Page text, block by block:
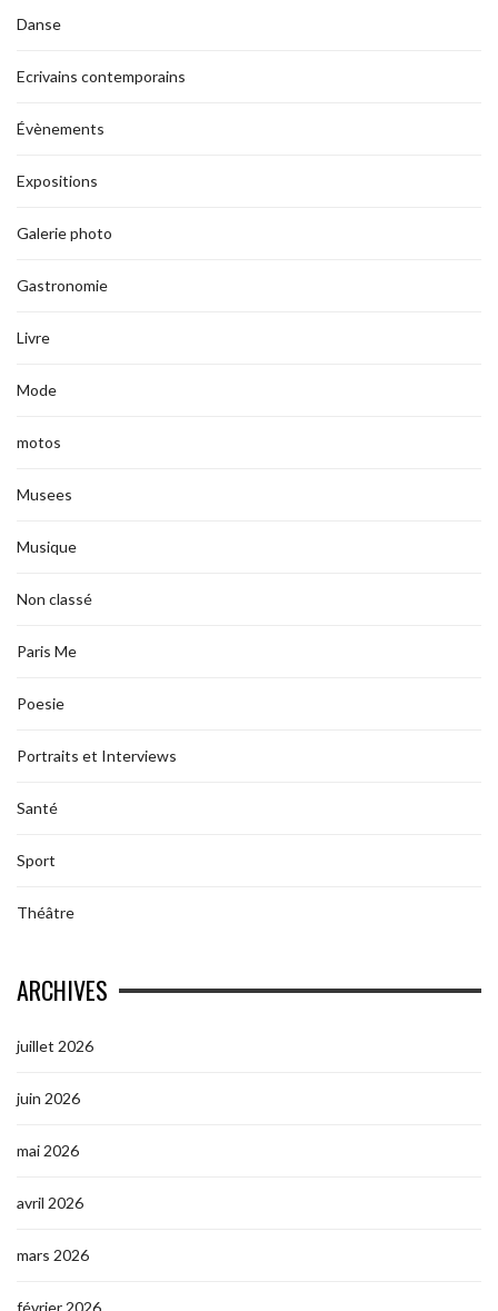
Danse
Ecrivains contemporains
Évènements
Expositions
Galerie photo
Gastronomie
Livre
Mode
motos
Musees
Musique
Non classé
Paris Me
Poesie
Portraits et Interviews
Santé
Sport
Théâtre
ARCHIVES
juillet 2026
juin 2026
mai 2026
avril 2026
mars 2026